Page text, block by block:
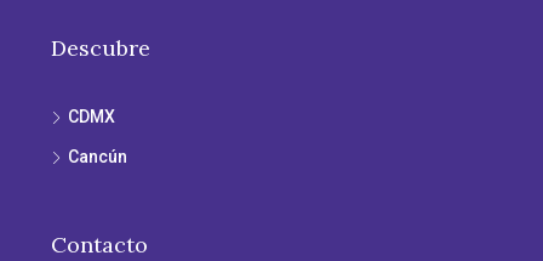
Descubre
CDMX
Cancún
Contacto